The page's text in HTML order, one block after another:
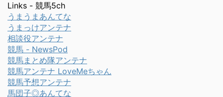
Links - 競馬5ch
うまうまあんてな
うまっけアンテナ
相談役アンテナ
競馬 - NewsPod
競馬まとめ隊アンテナ
競馬アンテナ LoveMeちゃん
競馬予想アンテナ
馬団子◎あんてな